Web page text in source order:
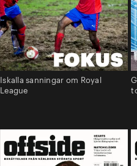
Iskalla sanningar om Royal
League